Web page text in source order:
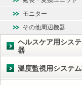
モニター
その他周辺機器
ヘルスケア用シス
器
温度監視用システ